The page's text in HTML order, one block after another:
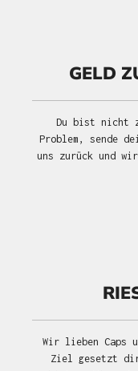
GELD
Du bist nicht
Problem, sende
uns zurück und
Wir lieben Caps
Ziel gesetzt dir